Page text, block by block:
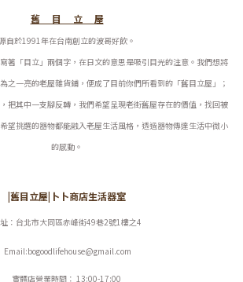
舊 目 立 屋
自於1991年在台南創立的波哥好飲。
著「目立」兩個字，在日文的意思是吸引目光的注意。我們想將
之一亮的老屋雜貨鋪，便成了目前你們所看到的「舊目立屋」；
把其中一支腳反轉，我們希望呈現老街舊屋存在的價值，找回被
望挑選的器物都能融入老屋生活風格，透過器物傳達生活中微小
的感動。
|舊目立屋|卜卜商店生活器室
：台北市大同區赤峰街49巷2號1樓之4
Email:bogoodlifehouse@gmail.com
實體店營業時間： 13:00-17:00